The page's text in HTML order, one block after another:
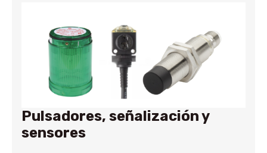
Pulsadores, señalización y
sensores